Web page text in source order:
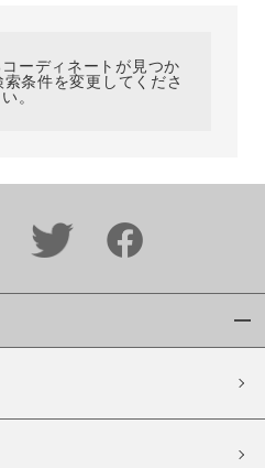
ーディネートが見つか
条件を変更してくださ
い。